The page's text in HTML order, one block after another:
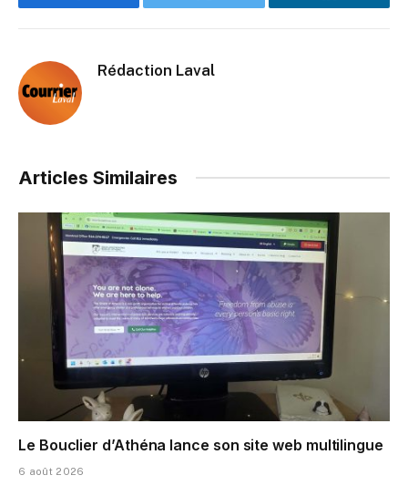
Facebook Twitter LinkedIn
Rédaction Laval
Articles Similaires
Le Bouclier d’Athéna lance son site web multilingue
6 août 2026